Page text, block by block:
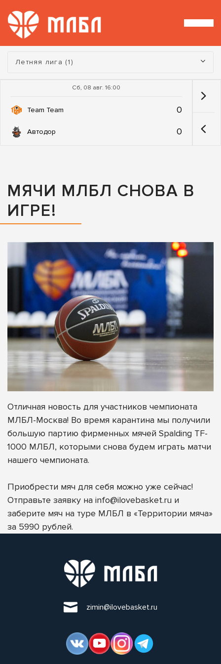
Турнир:
Летняя лига (1)
Сб, 08 авг. 16:00
Team Team 0
Автодор 0
МЯЧИ МЛБЛ СНОВА В
ИГРЕ!
Отличная новость для участников чемпионата
МЛБЛ-Москва! Во время карантина мы получили
большую партию фирменных мячей Spalding TF-
1000 МЛБЛ, которыми снова будем играть матчи
нашего чемпионата.
Приобрести мяч для себя можно уже сейчас!
Отправьте заявку на info@ilovebasket.ru и
заберите мяч на туре МЛБЛ в «Территории мяча»
за 5990 рублей.
zimin@ilovebasket.ru